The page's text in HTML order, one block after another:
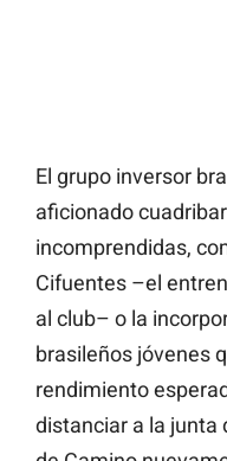
El grupo inversor
aficionado
incomprendidas,
Cifuentes –el
al club– o la
brasileños jóvenes
rendimiento
distanciar a la junta